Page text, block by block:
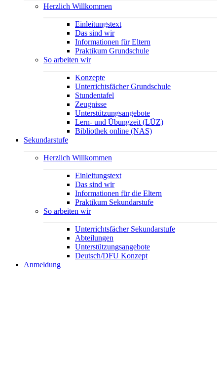
Herzlich Willkommen
Einleitungstext
Das sind wir
Informationen für Eltern
Praktikum Grundschule
So arbeiten wir
Konzepte
Unterrichtsfächer Grundschule
Stundentafel
Zeugnisse
Unterstützungsangebote
Lern- und Übungzeit (LÜZ)
Bibliothek online (NAS)
Sekundarstufe
Herzlich Willkommen
Einleitungstext
Das sind wir
Informationen für die Eltern
Praktikum Sekundarstufe
So arbeiten wir
Unterrichtsfächer Sekundarstufe
Abteilungen
Unterstützungsangebote
Deutsch/DFU Konzept
Anmeldung